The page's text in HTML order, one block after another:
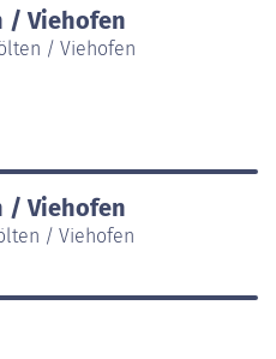
/ Viehofen
/ Viehofen
/ Viehofen
/ Viehofen